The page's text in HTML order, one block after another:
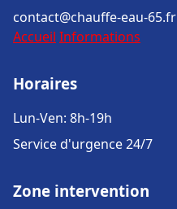
contact@chauffe-eau-65.fr
Accueil Informations
Horaires
Lun-Ven: 8h-19h
Service d'urgence 24/7
Zone intervention